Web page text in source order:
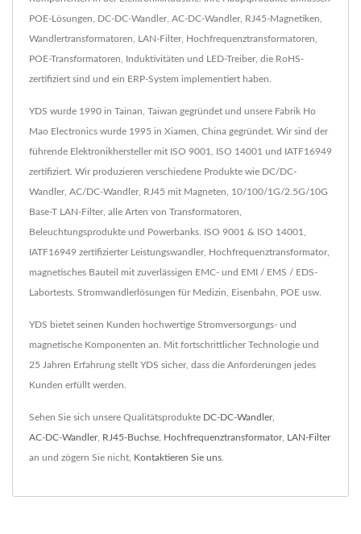
POE-Lösungen, DC-DC-Wandler, AC-DC-Wandler, RJ45-Magnetiken,
Wandlertransformatoren, LAN-Filter, Hochfrequenztransformatoren,
POE-Transformatoren, Induktivitäten und LED-Treiber, die RoHS-
zertifiziert sind und ein ERP-System implementiert haben.
YDS wurde 1990 in Tainan, Taiwan gegründet und unsere Fabrik Ho
Mao Electronics wurde 1995 in Xiamen, China gegründet. Wir sind der
führende Elektronikhersteller mit ISO 9001, ISO 14001 und IATF16949
zertifiziert. Wir produzieren verschiedene Produkte wie DC/DC-
Wandler, AC/DC-Wandler, RJ45 mit Magneten, 10/100/1G/2.5G/10G
Base-T LAN-Filter, alle Arten von Transformatoren,
Beleuchtungsprodukte und Powerbanks. ISO 9001 & ISO 14001,
IATF16949 zertifizierter Leistungswandler, Hochfrequenztransformator,
magnetisches Bauteil mit zuverlässigen EMC- und EMI / EMS / EDS-
Labortests. Stromwandlerlösungen für Medizin, Eisenbahn, POE usw.
YDS bietet seinen Kunden hochwertige Stromversorgungs- und
magnetische Komponenten an. Mit fortschrittlicher Technologie und
25 Jahren Erfahrung stellt YDS sicher, dass die Anforderungen jedes
Kunden erfüllt werden.
Sehen Sie sich unsere Qualitätsprodukte DC-DC-Wandler,
AC-DC-Wandler, RJ45-Buchse Hochfrequenztransformator, LAN-Filter
an und zögern Sie nicht, Kontaktieren Sie uns